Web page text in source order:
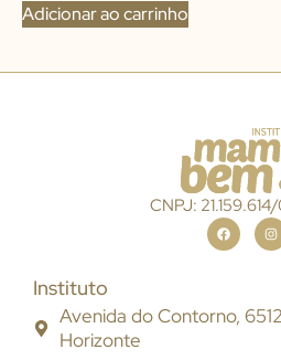
Adicionar ao carrinho
CNPJ:
Instituto
Avenida do Contorno,
Horizonte